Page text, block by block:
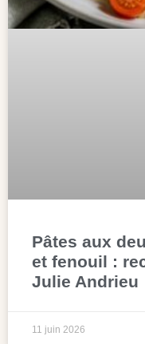
Pâtes aux
et fenouil :
Julie Andrieu
11 juin 2026